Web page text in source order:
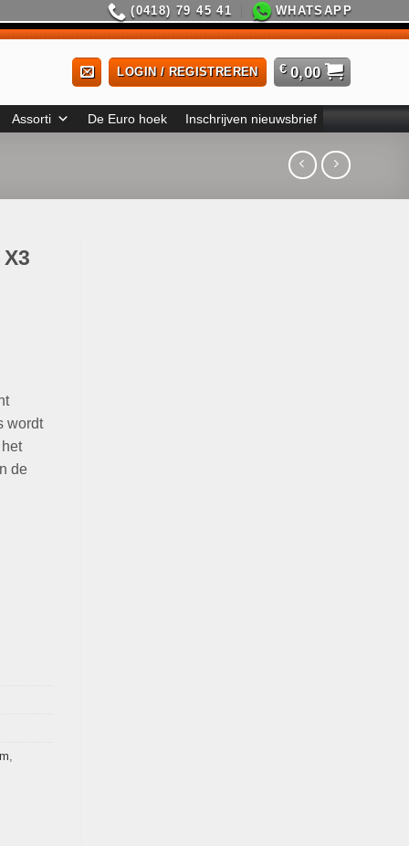
(0418) 79 45 41 WHATSAPP
LOGIN / REGISTREREN € 0,00
Assorti De Euro hoek Inschrijven nieuwsbrief
wordt
de
,